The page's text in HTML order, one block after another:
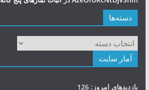
دسته‌ها
دسته‌ها
آمار سایت
بازدیدهای امروز: 126